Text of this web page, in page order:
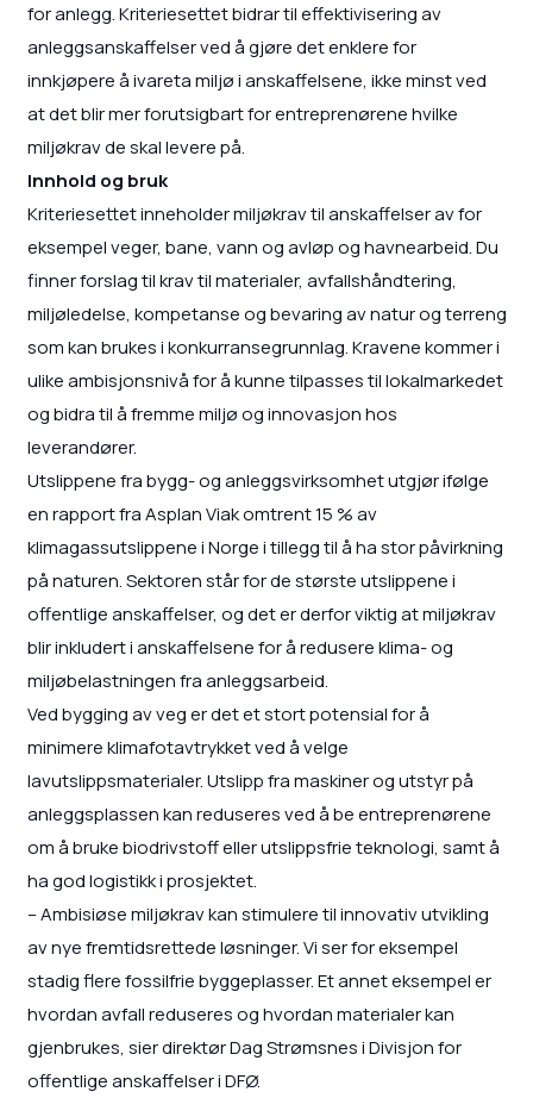
for anlegg. Kriteriesettet bidrar til effektivisering av
anleggsanskaffelser ved å gjøre det enklere for
innkjøpere å ivareta miljø i anskaffelsene, ikke minst ved
at det blir mer forutsigbart for entreprenørene hvilke
miljøkrav de skal levere på.
Innhold og bruk
Kriteriesettet inneholder miljøkrav til anskaffelser av for
eksempel veger, bane, vann og avløp og havnearbeid. Du
finner forslag til krav til materialer, avfallshåndtering,
miljøledelse, kompetanse og bevaring av natur og terreng
som kan brukes i konkurransegrunnlag. Kravene kommer i
ulike ambisjonsnivå for å kunne tilpasses til lokalmarkedet
og bidra til å fremme miljø og innovasjon hos
leverandører.
Utslippene fra bygg- og anleggsvirksomhet utgjør ifølge
en rapport fra Asplan Viak omtrent 15 % av
klimagassutslippene i Norge i tillegg til å ha stor påvirkning
på naturen. Sektoren står for de største utslippene i
offentlige anskaffelser, og det er derfor viktig at miljøkrav
blir inkludert i anskaffelsene for å redusere klima- og
miljøbelastningen fra anleggsarbeid.
Ved bygging av veg er det et stort potensial for å
minimere klimafotavtrykket ved å velge
lavutslippsmaterialer. Utslipp fra maskiner og utstyr på
anleggsplassen kan reduseres ved å be entreprenørene
om å bruke biodrivstoff eller utslippsfrie teknologi, samt å
ha god logistikk i prosjektet.
– Ambisiøse miljøkrav kan stimulere til innovativ utvikling
av nye fremtidsrettede løsninger. Vi ser for eksempel
stadig flere fossilfrie byggeplasser. Et annet eksempel er
hvordan avfall reduseres og hvordan materialer kan
gjenbrukes, sier direktør Dag Strømsnes i Divisjon for
offentlige anskaffelser i DFØ.